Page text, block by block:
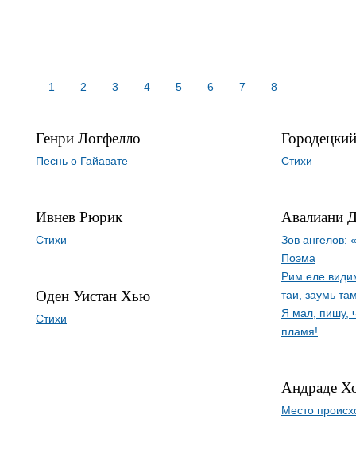
1 2 3 4 5 6 7 8
Генри Логфелло
Песнь о Гайавате
Ивнев Рюрик
Стихи
Оден Уистан Хью
Стихи
Стихи
Авалиани
Зов ангелов:
Поэма
Рим еле
таи, заумь
Я мал, пишу,
пламя!
Андраде
Место